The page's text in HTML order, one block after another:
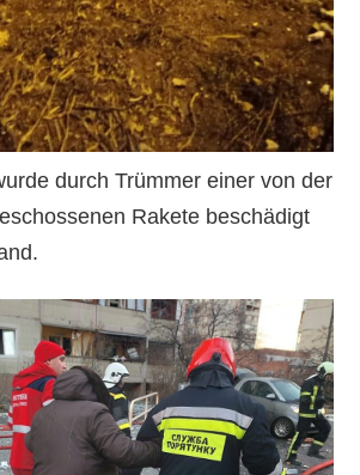
durch Trümmer einer von der
Rakete beschädigt